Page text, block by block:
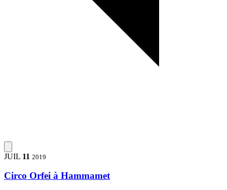
JUIL 11 2019
Circo Orfei à Hammamet